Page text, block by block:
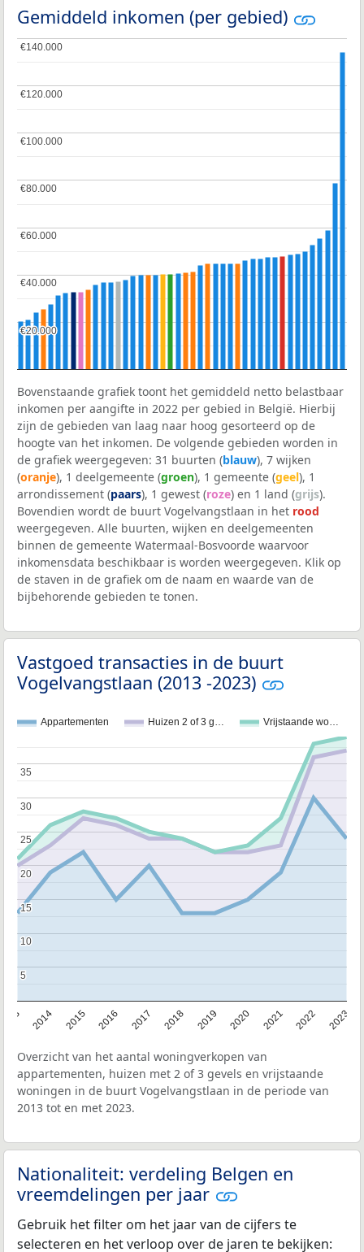
Gemiddeld inkomen (per gebied)
€20.000
€20.000
€40.000
€40.000
€60.000
€60.000
€80.000
€80.000
€100.000
€100.000
€120.000
€120.000
€140.000
€140.000
Bovenstaande grafiek toont het gemiddeld netto belastbaar
inkomen per aangifte in 2022 per gebied in België. Hierbij
zijn de gebieden van laag naar hoog gesorteerd op de
hoogte van het inkomen. De volgende gebieden worden in
de grafiek weergegeven: 31 buurten (blauw), 7 wijken
(oranje), 1 deelgemeente (groen), 1 gemeente (geel), 1
arrondissement (paars), 1 gewest (roze) en 1 land (grijs).
Bovendien wordt de buurt Vogelvangstlaan in het rood
weergegeven. Alle buurten, wijken en deelgemeenten
binnen de gemeente Watermaal-Bosvoorde waarvoor
inkomensdata beschikbaar is worden weergegeven. Klik op
de staven in de grafiek om de naam en waarde van de
bijbehorende gebieden te tonen.
Vastgoed transacties in de buurt
Vogelvangstlaan (2013 -2023)
Appartementen Huizen 2 of 3 g… Vrijstaande wo…
2014 2015 2016 2017 2018 2019 2020 2021 2022 2023
5
5
10
10
15
15
20
20
25
25
30
30
35
35
Overzicht van het aantal woningverkopen van
appartementen, huizen met 2 of 3 gevels en vrijstaande
woningen in de buurt Vogelvangstlaan in de periode van
2013 tot en met 2023.
Nationaliteit: verdeling Belgen en
vreemdelingen per jaar
Gebruik het filter om het jaar van de cijfers te
selecteren en het verloop over de jaren te bekijken: